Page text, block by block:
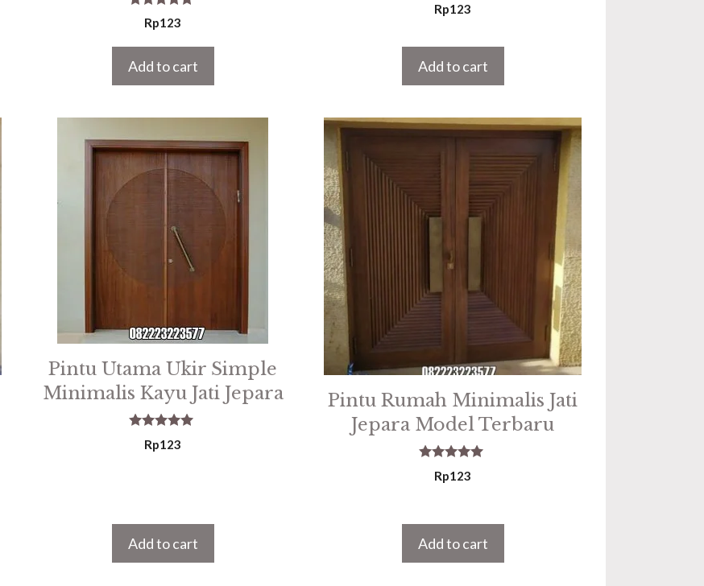
5.00
out of 5
Rp123
Add to cart
5.00
out of 5
Rp123
Add to cart
Pintu Utama Ukir Simple
Minimalis Kayu Jati Jepara
5.00
out of 5
Rp123
Add to cart
Pintu Rumah Minimalis Jati
Jepara Model Terbaru
5.00
out of 5
Rp123
Add to cart